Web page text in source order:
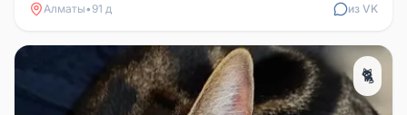
Алматы• 91 д из VK
🐈